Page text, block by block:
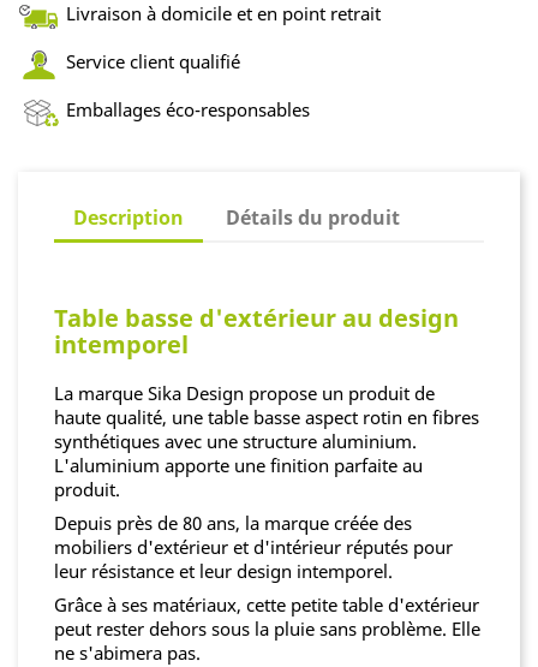
Livraison à domicile et en point retrait
Service client qualifié
Emballages éco-responsables
Description Détails du produit
Table basse d'extérieur au design
intemporel
La marque Sika Design propose un produit de
haute qualité, une table basse aspect rotin en fibres
synthétiques avec une structure aluminium.
L'aluminium apporte une finition parfaite au
produit.
Depuis près de 80 ans, la marque créée des
mobiliers d'extérieur et d'intérieur réputés pour
leur résistance et leur design intemporel.
Grâce à ses matériaux, cette petite table d'extérieur
peut rester dehors sous la pluie sans problème. Elle
ne s'abimera pas.